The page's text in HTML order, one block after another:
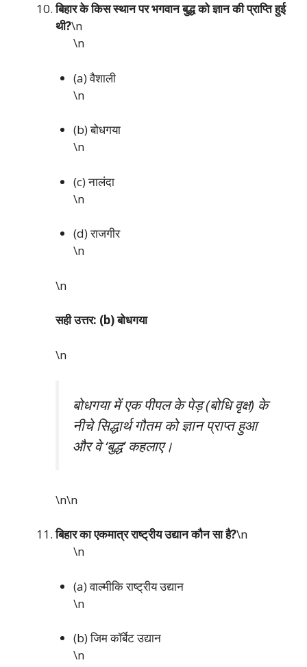
बिहार के किस स्थान पर भगवान बुद्ध को ज्ञान की प्राप्ति हुई
थी?\n
\n
(a) वैशाली
\n
(b) बोधगया
\n
(c) नालंदा
\n
(d) राजगीर
\n
\n
सही उत्तर: (b) बोधगया
\n
बोधगया में एक पीपल के पेड़ (बोधि वृक्ष) के
नीचे सिद्धार्थ गौतम को ज्ञान प्राप्त हुआ
और वे ‘बुद्ध’ कहलाए।
\n\n
बिहार का एकमात्र राष्ट्रीय उद्यान कौन सा है?\n
\n
(a) वाल्मीकि राष्ट्रीय उद्यान
\n
(b) जिम कॉर्बेट उद्यान
\n